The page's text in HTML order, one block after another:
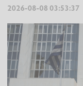
2026-08-08 03:53:37